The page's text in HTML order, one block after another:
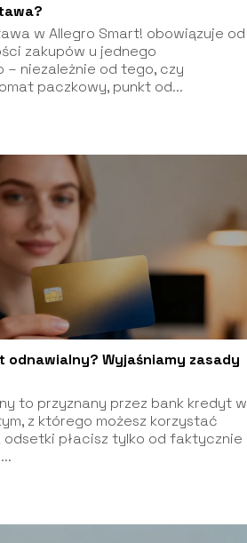
w Allegro Smart! obowiązuje od
zakupów u jednego
– niezależnie od tego, czy
paczkowy, punkt od...
odnawialny? Wyjaśniamy zasady
to przyznany przez bank kredyt w
z którego możesz korzystać
odsetki płacisz tylko od faktycznie